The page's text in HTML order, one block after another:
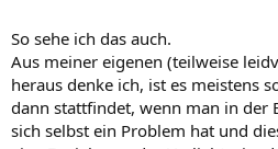
So sehe ich das auch.
Aus meiner eigenen (teilweise
heraus denke ich, ist es meistens
dann stattfindet, wenn man in der
sich selbst ein Problem hat und